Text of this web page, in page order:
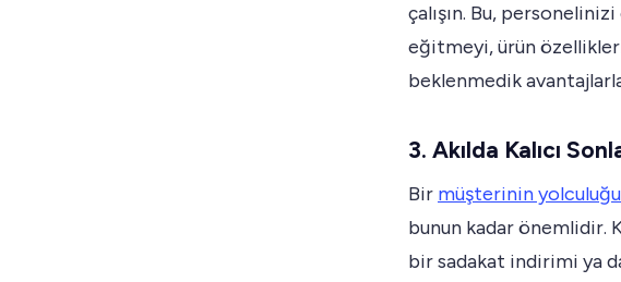
çalışın. Bu,
eğitmeyi, ürün
beklenmedik
3. Akılda Kalıcı
Bir müşterinin
bunun kadar önemlidir.
bir sadakat indirimi ya